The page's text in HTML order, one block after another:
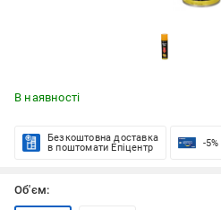
В наявності
Безкоштовна доставка
в поштомати Епіцентр
-
Об'єм: